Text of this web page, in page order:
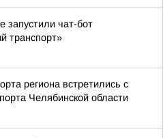
запустили чат-бот
транспорт»
региона встретились с
Челябинской области